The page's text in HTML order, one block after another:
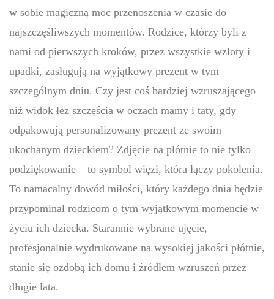
w sobie magiczną moc przenoszenia w czasie do
najszczęśliwszych momentów. Rodzice, którzy byli z
nami od pierwszych kroków, przez wszystkie wzloty i
upadki, zasługują na wyjątkowy prezent w tym
szczególnym dniu. Czy jest coś bardziej wzruszającego
niż widok łez szczęścia w oczach mamy i taty, gdy
odpakowują personalizowany prezent ze swoim
ukochanym dzieckiem? Zdjęcie na płótnie to nie tylko
podziękowanie – to symbol więzi, która łączy pokolenia.
To namacalny dowód miłości, który każdego dnia będzie
przypominał rodzicom o tym wyjątkowym momencie w
życiu ich dziecka. Starannie wybrane ujęcie,
profesjonalnie wydrukowane na wysokiej jakości płótnie,
stanie się ozdobą ich domu i źródłem wzruszeń przez
długie lata.